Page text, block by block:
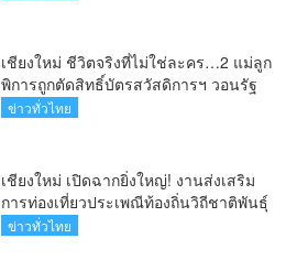
เชียงใหม่ ชีวิตจริงที่ไม่ใช่ละคร…2 แม่ลูก
พิการถูกตัดสิทธิ์บัตรสวัสดิการฯ วอนรัฐ
ทบทวนเกณฑ์ช่วยคนจน(คลิป)
ข่าวทั่วไทย
เชียงใหม่ เปิดฉากยิ่งใหญ่! งานส่งเสริม
การท่องเที่ยวประเพณีท้องถิ่นวิถีชาติพันธุ์
ล้านนา(คลิป)
ข่าวทั่วไทย